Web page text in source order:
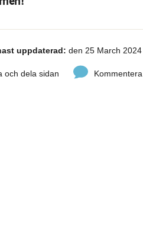
uppdaterad: den 25 March 2024
och dela sidan Kommentera